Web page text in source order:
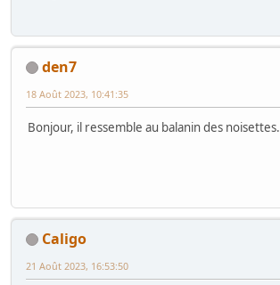
den7
18 Août 2023, 10:41:35
Bonjour, il ressemble au balanin des noisettes.
Caligo
21 Août 2023, 16:53:50